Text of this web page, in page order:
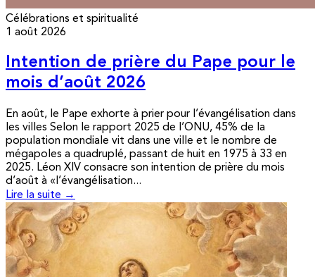
Célébrations et spiritualité
1 août 2026
Intention de prière du Pape pour le
mois d’août 2026
En août, le Pape exhorte à prier pour l’évangélisation dans
les villes Selon le rapport 2025 de l’ONU, 45% de la
population mondiale vit dans une ville et le nombre de
mégapoles a quadruplé, passant de huit en 1975 à 33 en
2025. Léon XIV consacre son intention de prière du mois
d’août à «l’évangélisation...
Lire la suite →